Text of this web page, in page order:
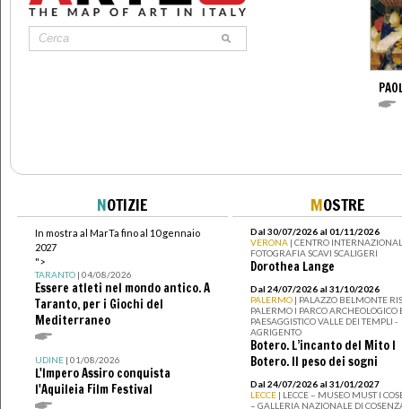
NOTIZIE
In mostra al MarTa fino al 10 gennaio
2027
">
TARANTO| 04/08/2026
Essere atleti nel mondo antico. A
Taranto, per i Giochi del
Mediterraneo
UDINE| 01/08/2026
L'Impero Assiro conquista
l'Aquileia Film Festival
MOSTRE
Dal 30/07/2026 al 01/11/2026
VERONA | CENTRO
FOTOGRAFIA SCAVI SCALIGERI
Dorothea Lange
Dal 24/07/2026 al 31/10/2026
PALERMO | PALAZZO BELMONTE
PALERMO I PARCO ARCHEOLOGICO
PAESAGGISTICO VALLE DEI TEMPLI -
AGRIGENTO
Botero. L’incanto del Mito I
Botero. Il peso dei sogni
Dal 24/07/2026 al 31/01/2027
LECCE | LECCE – MUSEO MUST I
– GALLERIA NAZIONALE DI